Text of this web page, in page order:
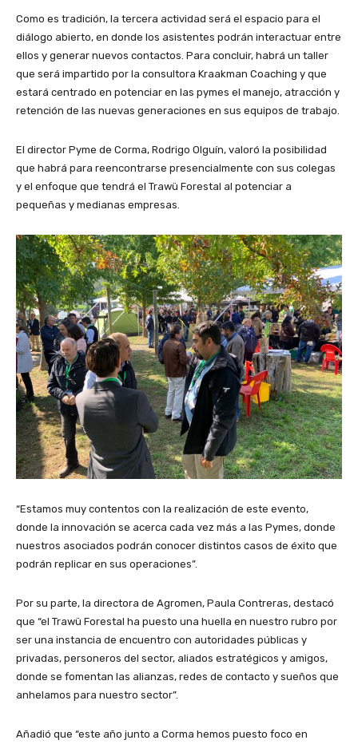
Como es tradición, la tercera actividad será el espacio para el
diálogo abierto, en donde los asistentes podrán interactuar entre
ellos y generar nuevos contactos. Para concluir, habrá un taller
que será impartido por la consultora Kraakman Coaching y que
estará centrado en potenciar en las pymes el manejo, atracción y
retención de las nuevas generaciones en sus equipos de trabajo.
El director Pyme de Corma, Rodrigo Olguín, valoró la posibilidad
que habrá para reencontrarse presencialmente con sus colegas
y el enfoque que tendrá el Trawü Forestal al potenciar a
pequeñas y medianas empresas.
“Estamos muy contentos con la realización de este evento,
donde la innovación se acerca cada vez más a las Pymes, donde
nuestros asociados podrán conocer distintos casos de éxito que
podrán replicar en sus operaciones”.
Por su parte, la directora de Agromen, Paula Contreras, destacó
que “el Trawü Forestal ha puesto una huella en nuestro rubro por
ser una instancia de encuentro con autoridades públicas y
privadas, personeros del sector, aliados estratégicos y amigos,
donde se fomentan las alianzas, redes de contacto y sueños que
anhelamos para nuestro sector”.
Añadió que “este año junto a Corma hemos puesto foco en